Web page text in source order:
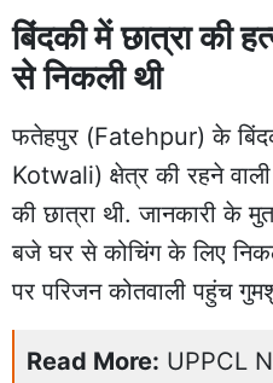
बिंदकी में छात्रा की
से निकली थी
फतेहपुर (Fatehpur) के
Kotwali) क्षेत्र की रहने
की छात्रा थी. जानकारी के
बजे घर से कोचिंग के लिए
पर परिजन कोतवाली पहुंच
Read More: UPPCL